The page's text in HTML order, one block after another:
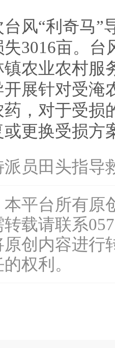
“利奇马”
3016亩。
农业农村服
开展针对受淹
，对于受损
更换受损方
派员田头指导
本平台所有
载请联系
创内容进行
权利。